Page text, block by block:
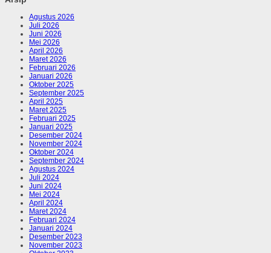
Agustus 2026
Juli 2026
Juni 2026
Mei 2026
April 2026
Maret 2026
Februari 2026
Januari 2026
Oktober 2025
September 2025
April 2025
Maret 2025
Februari 2025
Januari 2025
Desember 2024
November 2024
Oktober 2024
September 2024
Agustus 2024
Juli 2024
Juni 2024
Mei 2024
April 2024
Maret 2024
Februari 2024
Januari 2024
Desember 2023
November 2023